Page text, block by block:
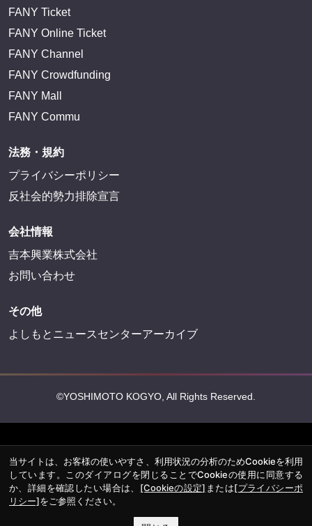
FANY Ticket
FANY Online Ticket
FANY Channel
FANY Crowdfunding
FANY Mall
FANY Commu
法務・規約
プライバシーポリシー
反社会的勢力排除宣言
会社情報
吉本興業株式会社
お問い合わせ
その他
よしもとニュースセンターアーカイブ
©YOSHIMOTO KOGYO, All Rights Reserved.
当サイトは、お客様の使いやすさ、利用状況の分析のためCookieを利用
しています。このダイアログを閉じることでCookieの使用に同意する
か、詳細を確認したい場合は、 [Cookieの設定] または[プライバシーポ
リシー]をご参照ください。